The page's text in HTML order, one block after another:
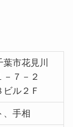
市花見川
－７－２
ル２Ｆ
、手相